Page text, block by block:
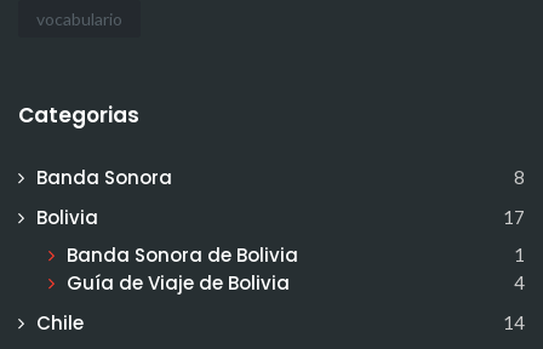
vocabulario
Categorias
Banda Sonora 8
Bolivia 17
Banda Sonora de Bolivia 1
Guía de Viaje de Bolivia 4
Chile 14